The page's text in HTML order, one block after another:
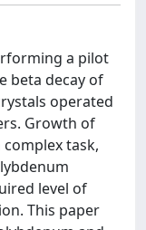
a pilot
beta decay of
operated
Growth of
task,
level of
This paper